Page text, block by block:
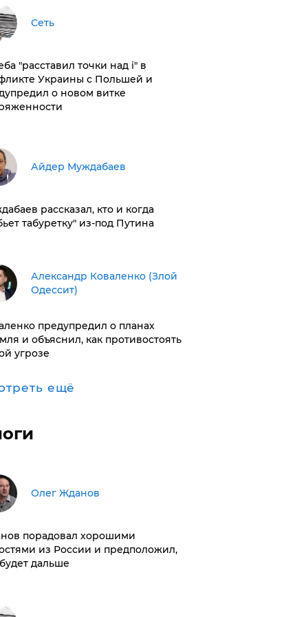
Сеть
"расставил точки над і" в
Украины с Польшей и
о новом витке
Айдер Муждабаев
рассказал, кто и когда
табуретку" из-под Путина
Александр Коваленко (Злой
Одессит)
предупредил о планах
и объяснил, как противостоять
угрозе
ещё
Олег Жданов
порадовал хорошими
из России и предположил,
дальше